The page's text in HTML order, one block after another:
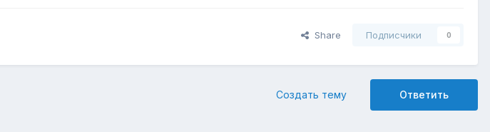
Share Подписчики 0
Ответить
Создать тему